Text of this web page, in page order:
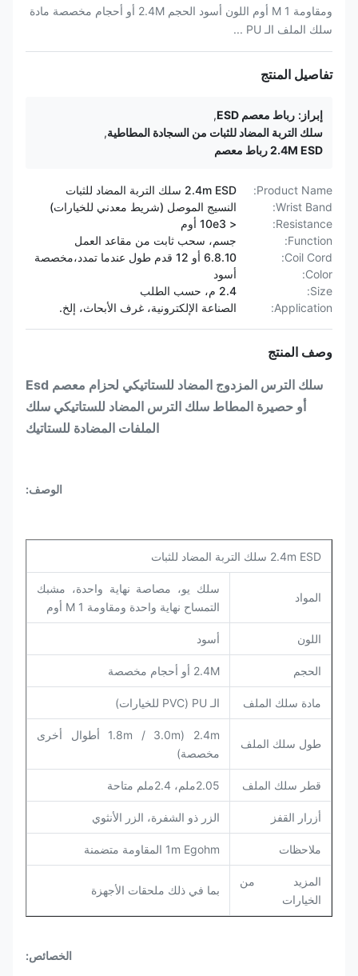
ومقاومة 1 M أوم اللون أسود الحجم 2.4M أو أحجام مخصصة مادة
سلك الملف الـ PU ...
تفاصيل المنتج
إبراز: رباط معصم ESD
,
سلك التربة المضاد للثبات من السجادة المطاطية,
2.4M ESD رباط معصم
Product Name:
2.4m ESD سلك التربة المضاد للثبات
Wrist Band:
النسيج الموصل (شريط معدني للخيارات)
Resistance:
< 10e3 أوم
Function:
جسم، سحب ثابت من مقاعد العمل
Coil Cord:
6.8.10 أو 12 قدم طول عندما تمدد،مخصصة
Color:
أسود
Size:
2.4 م، حسب الطلب
Application:
الصناعة الإلكترونية، غرف الأبحاث، إلخ.
وصف المنتج
سلك الترس المزدوج المضاد للستاتيكي لحزام معصم Esd
أو حصيرة المطاط سلك الترس المضاد للستاتيكي سلك
الملفات المضادة للستاتيك
الوصف:
2.4m ESD سلك التربة المضاد للثبات
المواد
سلك يو، مصاصة نهاية واحدة، مشبك
التمساح نهاية واحدة ومقاومة 1 M أوم
اللون أسود
الحجم 2.4M أو أحجام مخصصة
مادة سلك الملف الـ PU (PVC للخيارات)
طول سلك الملف
2.4m (1.8m / 3.0m أطوال أخرى
مخصصة)
قطر سلك الملف 2.05ملم، 2.4ملم متاحة
أزرار القفز الزر ذو الشفرة، الزر الأنثوي
ملاحظات 1m Egohm المقاومة متضمنة
المزيد من
الخيارات
بما في ذلك ملحقات الأجهزة
الخصائص: